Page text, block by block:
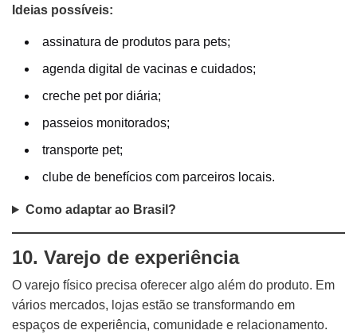
Ideias possíveis:
assinatura de produtos para pets;
agenda digital de vacinas e cuidados;
creche pet por diária;
passeios monitorados;
transporte pet;
clube de benefícios com parceiros locais.
Como adaptar ao Brasil?
10. Varejo de experiência
O varejo físico precisa oferecer algo além do produto. Em
vários mercados, lojas estão se transformando em
espaços de experiência, comunidade e relacionamento.